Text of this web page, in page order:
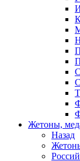
Жетоны,
Назад